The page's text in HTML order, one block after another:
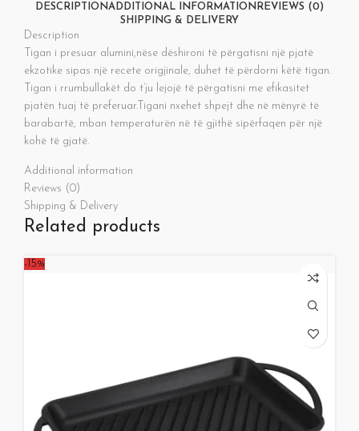
DESCRIPTIONADDITIONAL INFORMATION REVIEWS (0)
SHIPPING & DELIVERY
Description
Tigan i presuar alumini,nëse dëshironi të përgatisni një pjatë
ekzotike sipas një recete origjinale, duhet të përdorni këtë tigan.
Tigan i rrumbullakët do t’ju lejojë të përgatisni me efikasitet
pjatën tuaj të preferuar.Tigani nxehet shpejt dhe në mënyrë të
barabartë, mban temperaturën në të gjithë sipërfaqen për një
kohë të gjatë.
Additional information
Reviews (0)
Shipping & Delivery
Related products
-15%